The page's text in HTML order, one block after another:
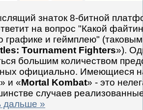
знаток 8-битной
на вопрос "Какой
и геймплею" (таковым
Tournament Fighters»).
большим количеством
официально. Имеющиеся
» и «Mortal Kombat» - это
случаев
дальше »